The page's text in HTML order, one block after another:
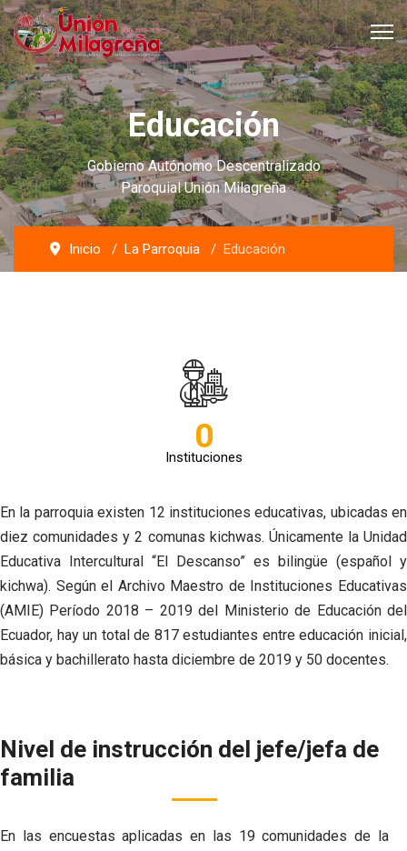
Educación
Gobierno Autónomo Descentralizado
Paroquial Unión Milagreña
Inicio La Parroquia Educación
0
Instituciones
En la parroquia existen 12 instituciones educativas, ubicadas en
diez comunidades y 2 comunas kichwas. Únicamente la Unidad
Educativa Intercultural “El Descanso” es bilingüe (español y
kichwa). Según el Archivo Maestro de Instituciones Educativas
(AMIE) Período 2018 – 2019 del Ministerio de Educación del
Ecuador, hay un total de 817 estudiantes entre educación inicial,
básica y bachillerato hasta diciembre de 2019 y 50 docentes.
Nivel de instrucción del jefe/jefa de
familia
En las encuestas aplicadas en las 19 comunidades de la